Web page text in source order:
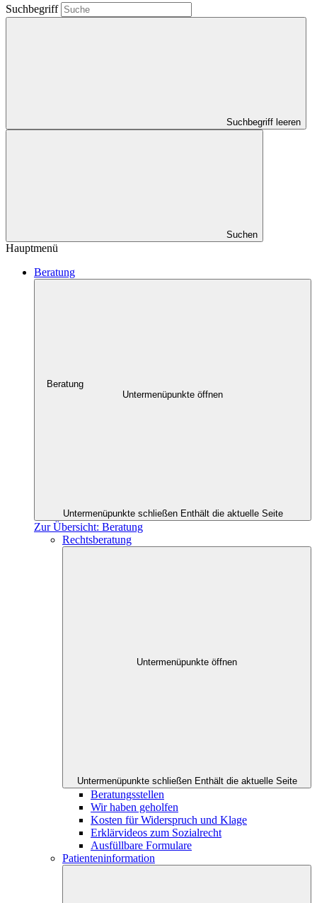
Suchbegriff
Suchbegriff leeren
Suchen
Hauptmenü
Beratung
Beratung
Untermenüpunkte öffnen
Untermenüpunkte schließen Enthält die aktuelle Seite
Zur Übersicht: Beratung
Rechtsberatung
Untermenüpunkte öffnen
Untermenüpunkte schließen Enthält die aktuelle Seite
Beratungsstellen
Wir haben geholfen
Kosten für Widerspruch und Klage
Erklärvideos zum Sozialrecht
Ausfüllbare Formulare
Patienteninformation